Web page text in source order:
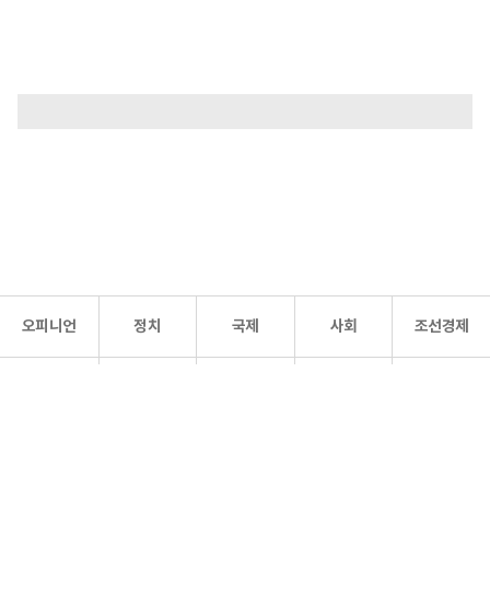
오피니언 정치 국제 사회 조선경제